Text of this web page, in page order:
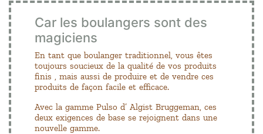
Car les boulangers sont des
magiciens
En tant que boulanger traditionnel, vous êtes
toujours soucieux de la qualité de vos produits
finis , mais aussi de produire et de vendre ces
produits de façon facile et efficace.
Avec la gamme Pulso d’ Algist Bruggeman, ces
deux exigences de base se rejoignent dans une
nouvelle gamme.